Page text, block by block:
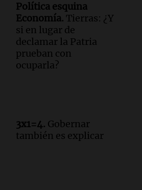
Política esquina
Economía. Tierras: ¿Y
si en lugar de
declamar la Patria
prueban con
ocuparla?
3x1=4. Gobernar
también es explicar